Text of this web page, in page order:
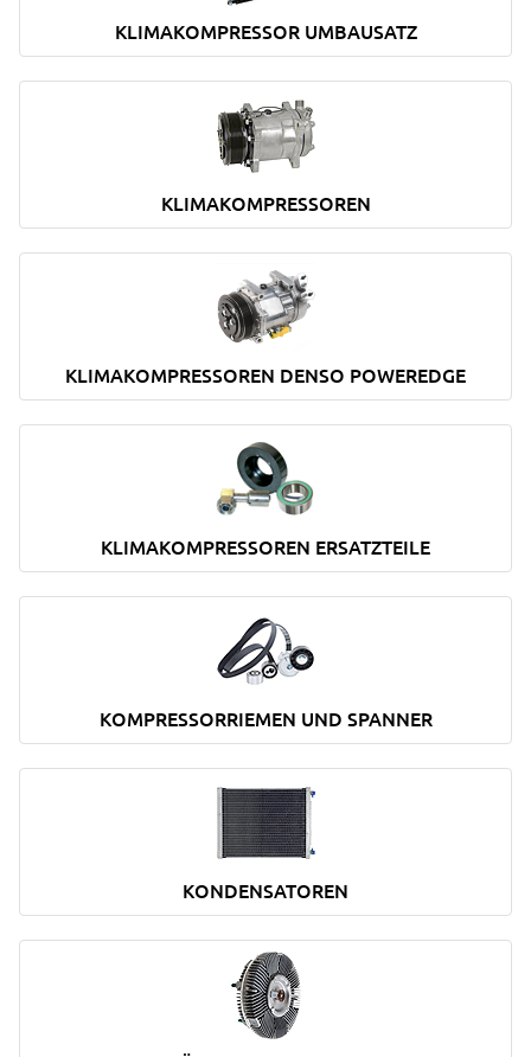
KLIMAKOMPRESSOR UMBAUSATZ
KLIMAKOMPRESSOREN
KLIMAKOMPRESSOREN DENSO POWEREDGE
KLIMAKOMPRESSOREN ERSATZTEILE
KOMPRESSORRIEMEN UND SPANNER
KONDENSATOREN